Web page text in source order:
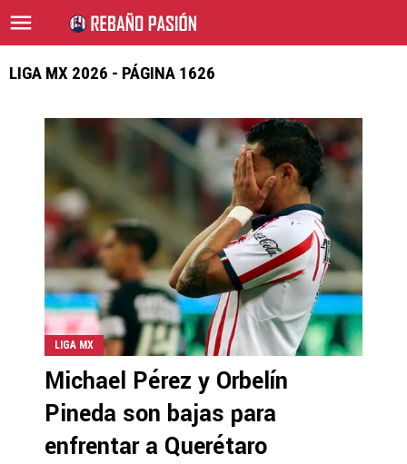
LIGA MX 2026 - PÁGINA 1626
LIGA MX
Michael Pérez y Orbelín
Pineda son bajas para
enfrentar a Querétaro